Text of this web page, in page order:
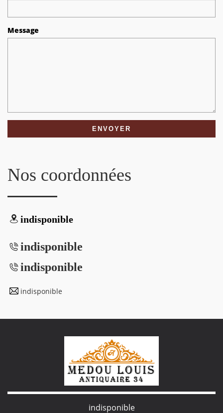
Message
Nos coordonnées
indisponible
indisponible
indisponible
indisponible
indisponible